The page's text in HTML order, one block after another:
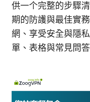
供一个完整的步驟
期的防護與最佳實
網、享受安全與隱
單、表格與常見問